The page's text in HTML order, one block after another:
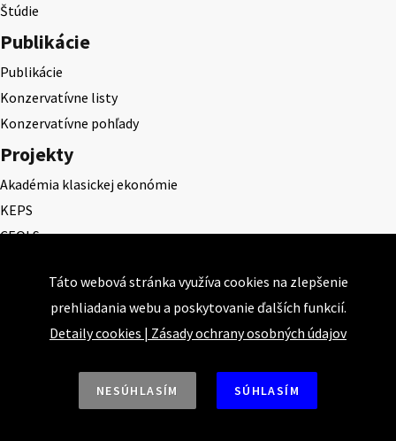
Štúdie
Publikácie
Publikácie
Konzervatívne listy
Konzervatívne pohľady
Projekty
Akadémia klasickej ekonómie
KEPS
CEQLS
Cena Ernesta Valka
Študentská esej
Deň daňového odbremenenia
Táto webová stránka využíva cookies na zlepšenie
prehliadania webu a poskytovanie ďalších funkcií.
Detaily cookies | Zásady ochrany osobných údajov
NESÚHLASÍM SÚHLASÍM